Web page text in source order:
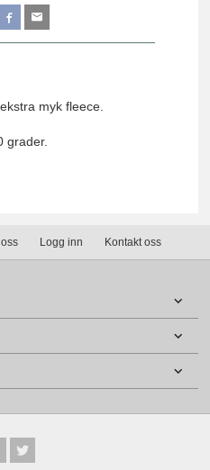
myk fleece.
grader.
Logg inn Kontakt oss